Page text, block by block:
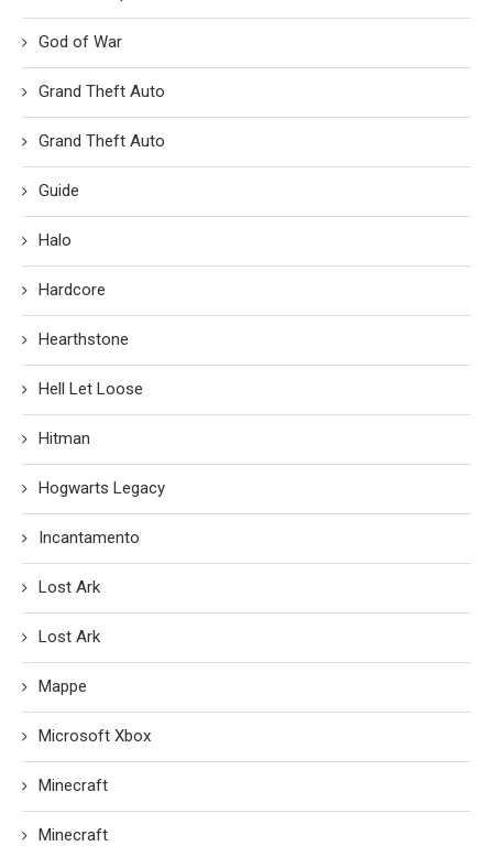
God of War
Grand Theft Auto
Grand Theft Auto
Guide
Halo
Hardcore
Hearthstone
Hell Let Loose
Hitman
Hogwarts Legacy
Incantamento
Lost Ark
Lost Ark
Mappe
Microsoft Xbox
Minecraft
Minecraft